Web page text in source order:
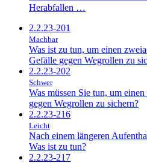
Herabfallen …
2.2.23-201
Machbar
Was ist zu tun, um einen
Gefälle gegen Wegrollen zu
2.2.23-202
Schwer
Was müssen Sie tun, um
gegen Wegrollen zu sichern?
2.2.23-216
Leicht
Nach einem längeren
Was ist zu tun?
2.2.23-217